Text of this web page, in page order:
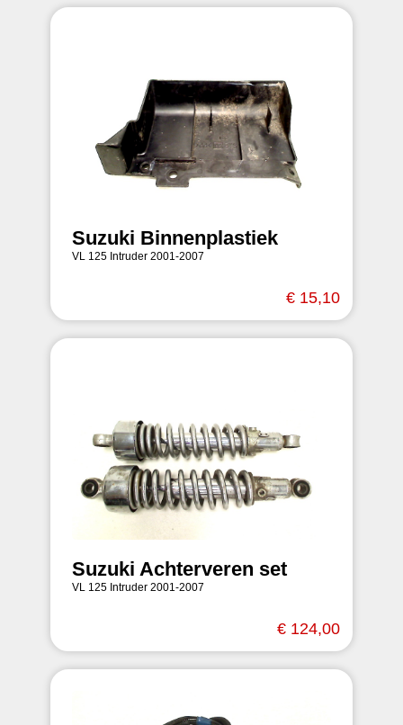
Suzuki Binnenplastiek
VL 125 Intruder 2001-2007
€ 15,10
Suzuki Achterveren set
VL 125 Intruder 2001-2007
€ 124,00